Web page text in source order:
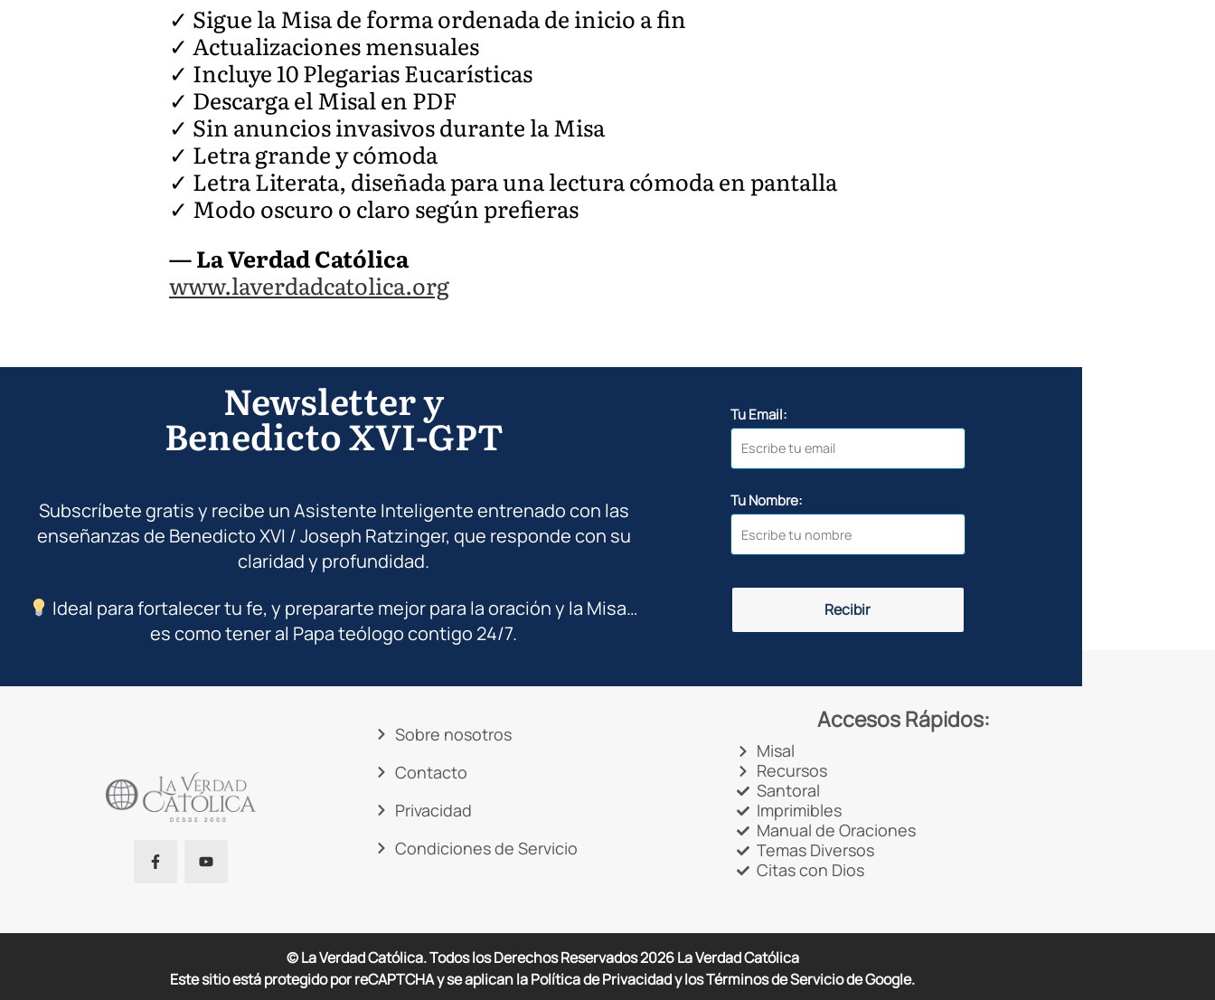
✓ Sigue la Misa de forma ordenada de inicio a fin
✓ Actualizaciones mensuales
✓ Incluye 10 Plegarias Eucarísticas
✓ Descarga el Misal en PDF
✓ Sin anuncios invasivos durante la Misa
✓ Letra grande y cómoda
✓ Letra Literata, diseñada para una lectura cómoda en pantalla
✓ Modo oscuro o claro según prefieras
— La Verdad Católica
www.laverdadcatolica.org
Newsletter y
Benedicto XVI-GPT
Subscríbete gratis y recibe un Asistente Inteligente entrenado con las
enseñanzas de Benedicto XVI / Joseph Ratzinger, que responde con su
claridad y profundidad.
Ideal para fortalecer tu fe, y prepararte mejor para la oración y la Misa…
es como tener al Papa teólogo contigo 24/7.
Tu Email:
Tu Nombre:
Recibir
Sobre nosotros
Contacto
Privacidad
Condiciones de Servicio
Accesos Rápidos:
Misal
Recursos
Santoral
Imprimibles
Manual de Oraciones
Temas Diversos
Citas con Dios
© La Verdad Católica. Todos los Derechos Reservados2026 La Verdad Católica
Este sitio está protegido por reCAPTCHA y se aplican la Política de Privacidad y los Términos de Servicio de Google.